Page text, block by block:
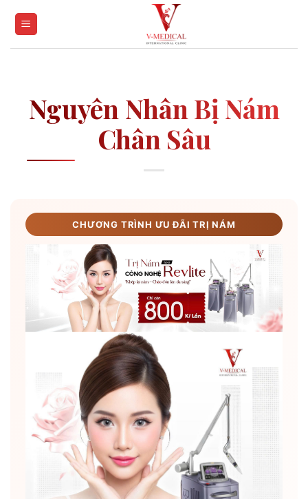
Nguyên Nhân Bị Nám
Chân Sâu
CHƯƠNG TRÌNH ƯU ĐÃI TRỊ NÁM